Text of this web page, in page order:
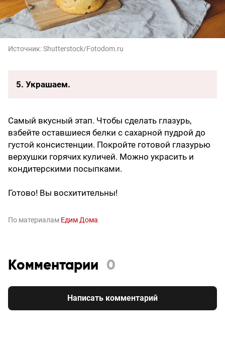
Источник:Shutterstock/Fotodom.ru
5. Украшаем.
Самый вкусный этап. Чтобы сделать глазурь,
взбейте оставшиеся белки с сахарной пудрой до
густой консистенции. Покройте готовой глазурью
верхушки горячих куличей. Можно украсить и
кондитерскими посыпками.
Готово! Вы восхитительны!
По материалам Едим Дома
Комментарии 0
Написать комментарий